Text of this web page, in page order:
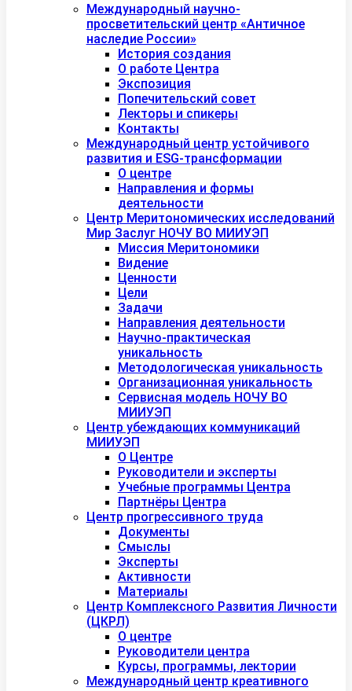
Международный научно-
просветительский центр «Античное
наследие России»
История создания
О работе Центра
Экспозиция
Попечительский совет
Лекторы и спикеры
Контакты
Международный центр устойчивого
развития и ESG-трансформации
О центре
Направления и формы
деятельности
Центр Меритономических исследований
Мир Заслуг НОЧУ ВО МИИУЭП
Миссия Меритономики
Видение
Ценности
Цели
Задачи
Направления деятельности
Научно-практическая
уникальность
Методологическая уникальность
Организационная уникальность
Сервисная модель НОЧУ ВО
МИИУЭП
Центр убеждающих коммуникаций
МИИУЭП
О Центре
Руководители и эксперты
Учебные программы Центра
Партнёры Центра
Центр прогрессивного труда
Документы
Смыслы
Эксперты
Активности
Материалы
Центр Комплексного Развития Личности
(ЦКРЛ)
О центре
Руководители центра
Курсы, программы, лектории
Международный центр креативного